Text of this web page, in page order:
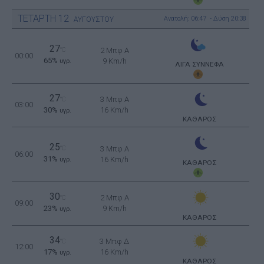
ΤΕΤΑΡΤΗ 12 ΑΥΓΟΥΣΤΟΥ Ανατολή: 06:47 - Δύση 20:38
00:00
27
65% υγρ.
2 Μπφ Α
9 Km/h
ΛΙΓΑ ΣΥΝΝΕΦΑ
03:00
27
30% υγρ.
3 Μπφ Α
16 Km/h
ΚΑΘΑΡΟΣ
06:00
25
31% υγρ.
3 Μπφ Α
16 Km/h
ΚΑΘΑΡΟΣ
09:00
30
23% υγρ.
2 Μπφ Α
9 Km/h
ΚΑΘΑΡΟΣ
12:00
34°C
17% υγρ.
3 Μπφ Δ
16 Km/h
ΚΑΘΑΡΟΣ